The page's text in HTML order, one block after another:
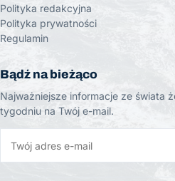
Polityka redakcyjna
Polityka prywatności
Regulamin
Bądź na bieżąco
Najważniejsze informacje ze świata
tygodniu na Twój e-mail.